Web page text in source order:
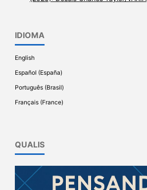
IDIOMA
English
Español (España)
Português (Brasil)
Français (France)
QUALIS